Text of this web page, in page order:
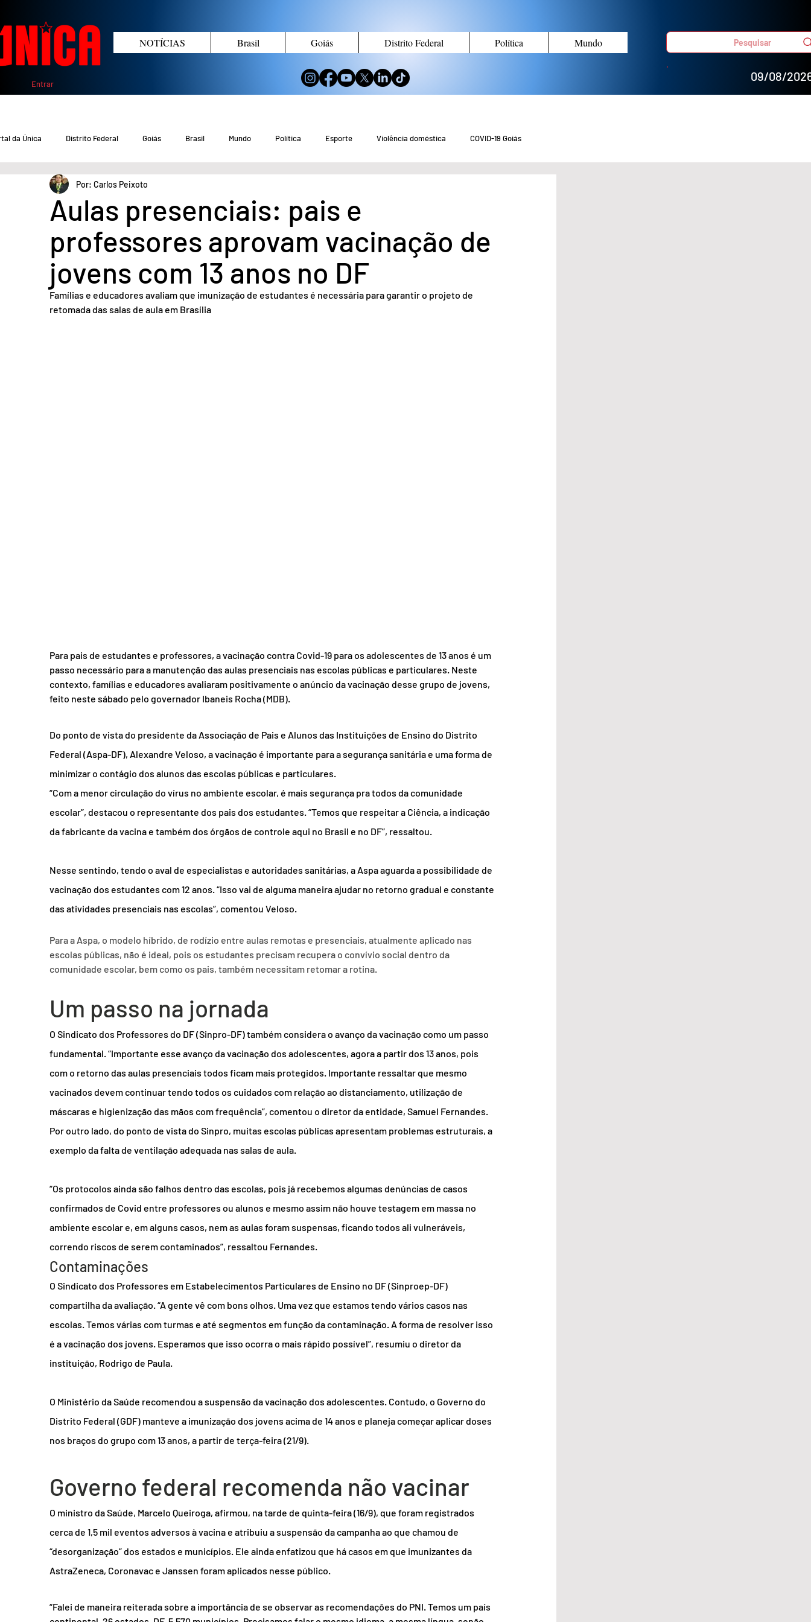
Entrar
NOTÍCIAS Brasil Goiás Distrito Federal Política Mundo Pesquisar
09/08/
da Única Distrito Federal Goiás Brasil Mundo Política Esporte Violência doméstica COVID-19 Goiás
COVID-19 DF COVID-19 Brasil
Crimes no DF Tecnologia Economia Curiosidades
Acidente em Goiás Acidente no DF Entretenimento Transporte Segurança
Aulas presenciais: pais e
professores aprovam vacinação de
jovens com 13 anos no DF
Por: Carlos Peixoto
Famílias e educadores avaliam que imunização de estudantes é necessária para garantir o projeto de
retomada das salas de aula em Brasília
Para pais de estudantes e professores, a vacinação contra Covid-19 para os adolescentes de 13 anos é um
passo necessário para a manutenção das aulas presenciais nas escolas públicas e particulares. Neste
contexto, famílias e educadores avaliaram positivamente o anúncio da vacinação desse grupo de jovens,
feito neste sábado pelo governador Ibaneis Rocha (MDB).
Do ponto de vista do presidente da Associação de Pais e Alunos das Instituições de Ensino do Distrito
Federal (Aspa-DF), Alexandre Veloso, a vacinação é importante para a segurança sanitária e uma forma de
minimizar o contágio dos alunos das escolas públicas e particulares.
“Com a menor circulação do vírus no ambiente escolar, é mais segurança pra todos da comunidade
escolar”, destacou o representante dos pais dos estudantes. “Temos que respeitar a Ciência, a indicação
da fabricante da vacina e também dos órgãos de controle aqui no Brasil e no DF”, ressaltou.
Nesse sentindo, tendo o aval de especialistas e autoridades sanitárias, a Aspa aguarda a possibilidade de
vacinação dos estudantes com 12 anos. “Isso vai de alguma maneira ajudar no retorno gradual e constante
das atividades presenciais nas escolas”, comentou Veloso.
Para a Aspa, o modelo híbrido, de rodízio entre aulas remotas e presenciais, atualmente aplicado nas
escolas públicas, não é ideal, pois os estudantes precisam recupera o convívio social dentro da
comunidade escolar, bem como os pais, também necessitam retomar a rotina.
Um passo na jornada
O Sindicato dos Professores do DF (Sinpro-DF) também considera o avanço da vacinação como um passo
fundamental. “Importante esse avanço da vacinação dos adolescentes, agora a partir dos 13 anos, pois
com o retorno das aulas presenciais todos ficam mais protegidos. Importante ressaltar que mesmo
vacinados devem continuar tendo todos os cuidados com relação ao distanciamento, utilização de
máscaras e higienização das mãos com frequência”, comentou o diretor da entidade, Samuel Fernandes.
Por outro lado, do ponto de vista do Sinpro, muitas escolas públicas apresentam problemas estruturais, a
exemplo da falta de ventilação adequada nas salas de aula.
“Os protocolos ainda são falhos dentro das escolas, pois já recebemos algumas denúncias de casos
confirmados de Covid entre professores ou alunos e mesmo assim não houve testagem em massa no
ambiente escolar e, em alguns casos, nem as aulas foram suspensas, ficando todos ali vulneráveis,
correndo riscos de serem contaminados”, ressaltou Fernandes.
Contaminações
O Sindicato dos Professores em Estabelecimentos Particulares de Ensino no DF (Sinproep-DF)
compartilha da avaliação. “A gente vê com bons olhos. Uma vez que estamos tendo vários casos nas
escolas. Temos várias com turmas e até segmentos em função da contaminação. A forma de resolver isso
é a vacinação dos jovens. Esperamos que isso ocorra o mais rápido possível”, resumiu o diretor da
instituição, Rodrigo de Paula.
O Ministério da Saúde recomendou a suspensão da vacinação dos adolescentes. Contudo, o Governo do
Distrito Federal (GDF) manteve a imunização dos jovens acima de 14 anos e planeja começar aplicar doses
nos braços do grupo com 13 anos, a partir de terça-feira (21/9).
Governo federal recomenda não vacinar
O ministro da Saúde, Marcelo Queiroga, afirmou, na tarde de quinta-feira (16/9), que foram registrados
cerca de 1,5 mil eventos adversos à vacina e atribuiu a suspensão da campanha ao que chamou de
“desorganização” dos estados e municípios. Ele ainda enfatizou que há casos em que imunizantes da
AstraZeneca, Coronavac e Janssen foram aplicados nesse público.
“Falei de maneira reiterada sobre a importância de se observar as recomendações do PNI. Temos um país